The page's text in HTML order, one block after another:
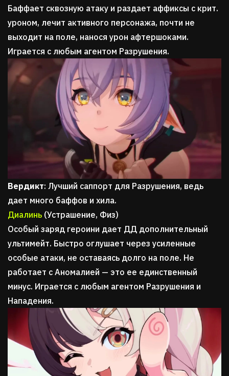
Баффает сквозную атаку и раздает аффиксы с крит.
уроном, лечит активного персонажа, почти не
выходит на поле, нанося урон афтершоками.
Играется с любым агентом Разрушения.
Вердикт: Лучший саппорт для Разрушения, ведь
дает много баффов и хила.
Диалинь (Устрашение, Физ)
Особый заряд героини дает ДД дополнительный
ультимейт. Быстро оглушает через усиленные
особые атаки, не оставаясь долго на поле. Не
работает с Аномалией — это ее единственный
минус. Играется с любым агентом Разрушения и
Нападения.